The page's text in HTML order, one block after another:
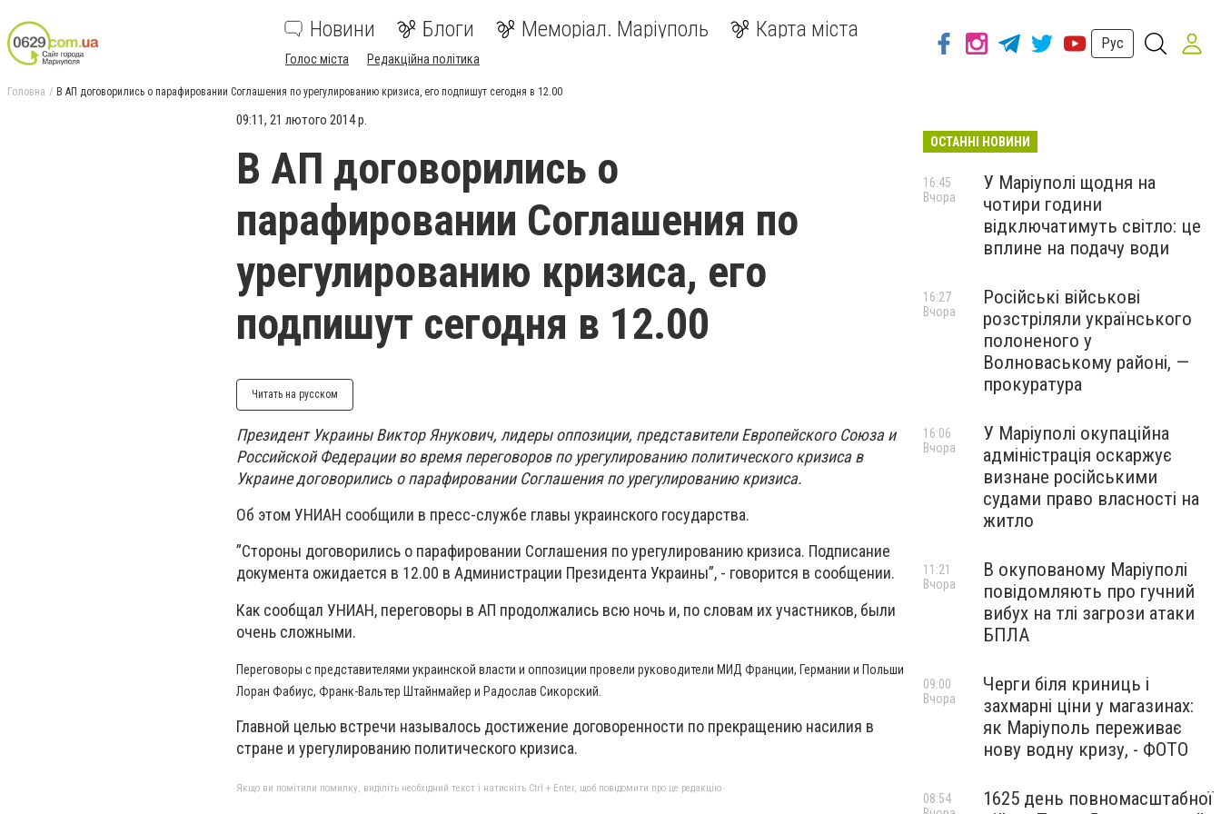
Новини Блоги Меморіал. Маріуполь Карта міста
Голос міста Редакційна політика
Рус
Головна В АП договорились о парафировании Соглашения по урегулированию кризиса, его подпишут сегодня в 12.00
09:11, 21 лютого 2014 р.
В АП договорились о
парафировании Соглашения по
урегулированию кризиса, его
подпишут сегодня в 12.00
Читать на русском
Президент Украины Виктор Янукович, лидеры оппозиции, представители Европейского Союза и
Российской Федерации во время переговоров по урегулированию политического кризиса в
Украине договорились о парафировании Соглашения по урегулированию кризиса.
Об этом УНИАН сообщили в пресс-службе главы украинского государства.
”Стороны договорились о парафировании Соглашения по урегулированию кризиса. Подписание
документа ожидается в 12.00 в Администрации Президента Украины”, - говорится в сообщении.
Как сообщал УНИАН, переговоры в АП продолжались всю ночь и, по словам их участников, были
очень сложными.
Переговоры с представителями украинской власти и оппозиции провели руководители МИД Франции, Германии и Польши
Лоран Фабиус, Франк-Вальтер Штайнмайер и Радослав Сикорский.
Главной целью встречи называлось достижение договоренности по прекращению насилия в
стране и урегулированию политического кризиса.
Якщо ви помітили помилку, виділіть необхідний текст і натисніть Ctrl + Enter, щоб повідомити про це редакцію
ОСТАННІ НОВИНИ
У Маріуполі щодня на
чотири години
відключатимуть світло: це
вплине на подачу води
16:45
Вчора
Російські військові
розстріляли українського
полоненого у
Волноваському районі, —
прокуратура
16:27
Вчора
У Маріуполі окупаційна
адміністрація оскаржує
визнане російськими
судами право власності на
житло
16:06
Вчора
В окупованому Маріуполі
повідомляють про гучний
вибух на тлі загрози атаки
БПЛА
11:21
Вчора
Черги біля криниць і
захмарні ціни у магазинах:
як Маріуполь переживає
нову водну кризу, - ФОТО
09:00
Вчора
1625 день повномасштабної
08:54